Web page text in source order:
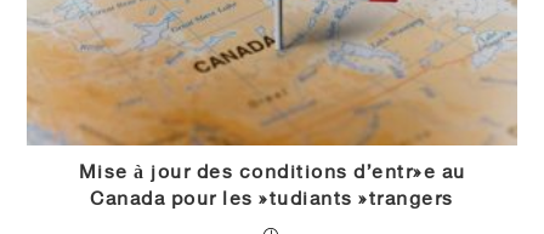
Mise à jour des conditions d’entrée au
Canada pour les étudiants étrangers